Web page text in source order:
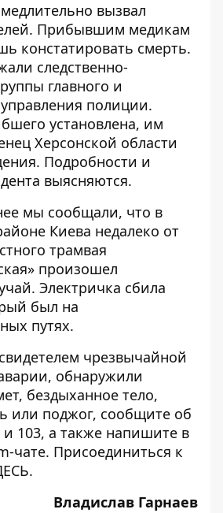
вызвал
Прибывшим медикам
констатировать смерть.
следственно-
главного и
управления полиции.
установлена, им
Херсонской области
Подробности и
выясняются.
мы сообщали, что в
Киева недалеко от
трамвая
произошел
й. Электричка сбила
был на
путях.
чрезвычайной
обнаружили
бездыханное тело,
или поджог, сообщите об
и 103, а также напишите в
чате. Присоединиться к
.
Владислав Гарнаев